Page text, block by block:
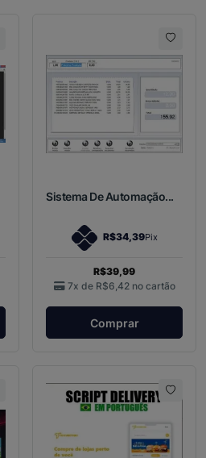
Sistema De Automação...
R$34,39Pix
R$39,99
7x de R$6,42 no cartão
Comprar